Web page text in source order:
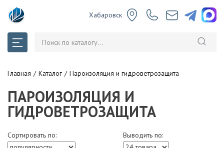
Хабаровск
Главная Каталог Пароизоляция и гидроветрозащита
ПАРОИЗОЛЯЦИЯ И
ГИДРОВЕТРОЗАЩИТА
Сортировать по: Выводить по: